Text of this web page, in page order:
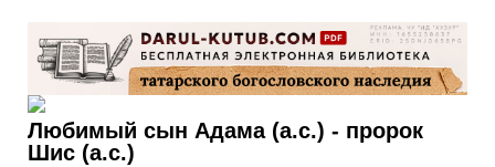
Любимый сын Адама (а.с.) - пророк
Шис (а.с.)